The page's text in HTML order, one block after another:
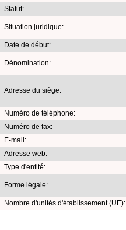
Statut:
Situation juridique:
Date de début:
Dénomination:
Adresse du siège:
Numéro de téléphone:
Numéro de fax:
E-mail:
Adresse web:
Type d'entité:
Forme légale:
Nombre d'unités d'établissement (UE):